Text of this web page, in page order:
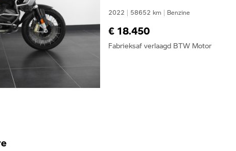
2022 | 58652 km | Benzine
€ 18.450
Fabrieksaf verlaagd BTW Motor